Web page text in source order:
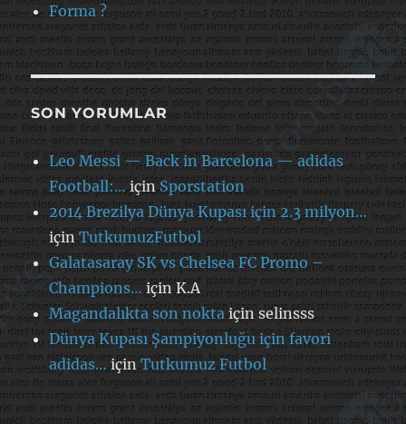
Forma ?
SON YORUMLAR
Leo Messi — Back in Barcelona — adidas
Football:…içinSporstation
2014 Brezilya Dünya Kupası için 2.3 milyon…
içinTutkumuzFutbol
Galatasaray SK vs Chelsea FC Promo –
Champions…içinK.A
Magandalıkta son noktaiçin selinsss
Dünya Kupası Şampiyonluğu için favori
adidas…içinTutkumuz Futbol